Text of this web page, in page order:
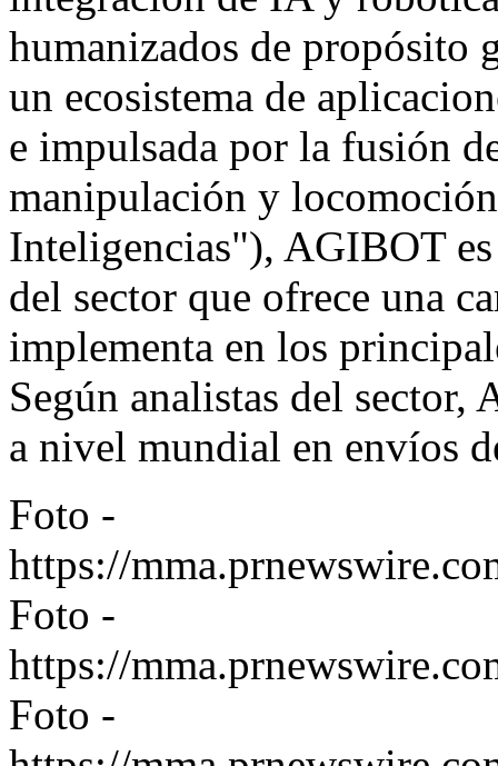
humanizados de propósito
un ecosistema de
e impulsada por la fusión
manipulación y
Inteligencias"), AGIBOT
del sector que ofrece una
implementa en los
Según analistas del
a nivel mundial en envíos
Foto -
https://
Foto -
https://
Foto -